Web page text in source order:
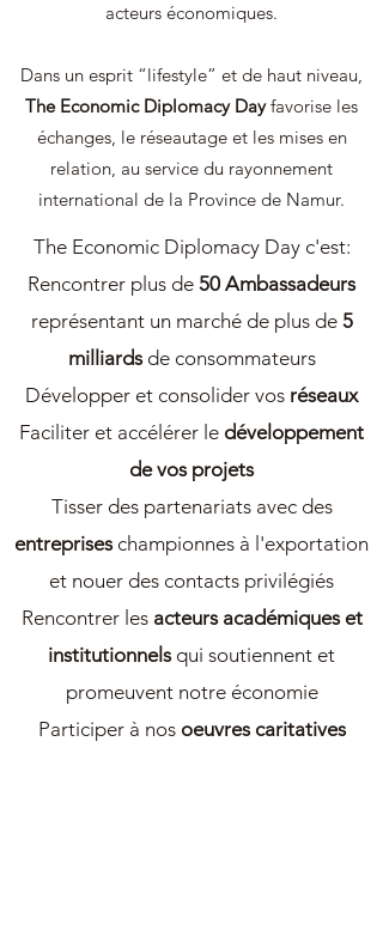
acteurs économiques.
Dans un esprit “lifestyle” et de haut niveau,
The Economic Diplomacy Dayfavorise les
échanges, le réseautage et les mises en
relation, au service du rayonnement
international de la Province de Namur.
The Economic Diplomacy Day c'est:
Rencontrer plus de 50 Ambassadeurs
représentant un marché de plus de 5
milliardsde consommateurs
Développer et consolider vos réseaux
Faciliter et accélérer le développement
de vos projets
Tisser des partenariats avec des
entrepriseschampionnes à l'exportation
et nouer des contacts privilégiés
Rencontrer les acteurs académiques et
institutionnelsqui soutiennent et
promeuvent notre économie
Participer à nos oeuvres caritatives